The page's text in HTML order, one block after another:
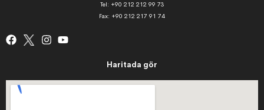
Tel: +90 212 212 99 73
Fax: +90 212 217 91 74
Haritada gör